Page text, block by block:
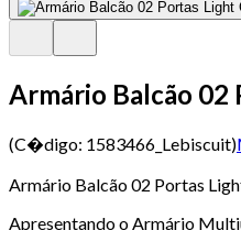
Armário Balcão 02
(C�digo: 1583466_Lebiscuit)
Armário Balcão 02 Portas
Apresentando o Armário